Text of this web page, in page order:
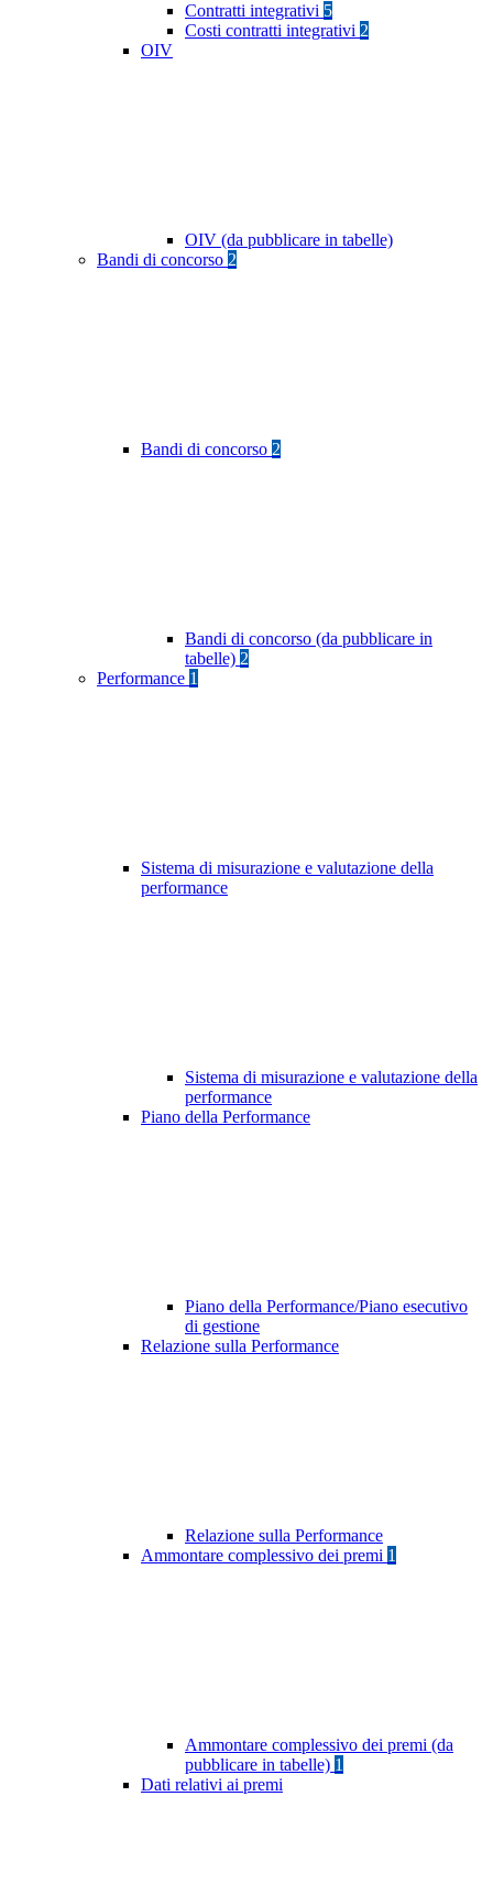
Contratti integrativi 5
Costi contratti integrativi 2
OIV
OIV (da pubblicare in tabelle)
Bandi di concorso 2
Bandi di concorso 2
Bandi di concorso (da pubblicare in
tabelle) 2
Performance 1
Sistema di misurazione e valutazione della
performance
Sistema di misurazione e valutazione della
performance
Piano della Performance
Piano della Performance/Piano esecutivo
di gestione
Relazione sulla Performance
Relazione sulla Performance
Ammontare complessivo dei premi 1
Ammontare complessivo dei premi (da
pubblicare in tabelle) 1
Dati relativi ai premi